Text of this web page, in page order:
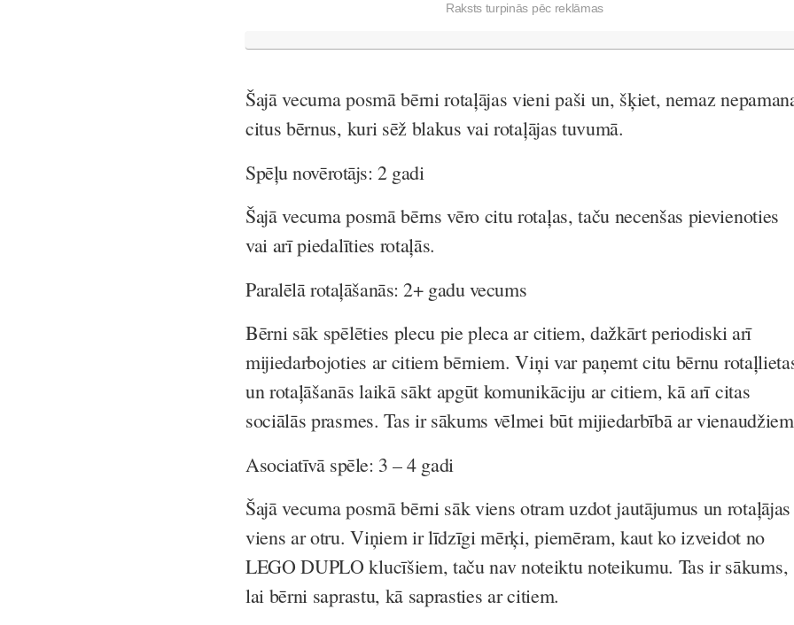
Raksts turpinās pēc reklāmas
Šajā vecuma posmā bērni rotaļājas vieni paši un, šķiet, nemaz
citus bērnus, kuri sēž blakus vai rotaļājas tuvumā.
Spēļu novērotājs: 2 gadi
Šajā vecuma posmā bērns vēro citu rotaļas, taču necenšas pievienoties
vai arī piedalīties rotaļās.
Paralēlā rotaļāšanās: 2+ gadu vecums
Bērni sāk spēlēties plecu pie pleca ar citiem, dažkārt periodiski arī
mijiedarbojoties ar citiem bērniem. Viņi var paņemt citu bērnu
un rotaļāšanās laikā sākt apgūt komunikāciju ar citiem, kā arī citas
sociālās prasmes. Tas ir sākums vēlmei būt mijiedarbībā ar
Asociatīvā spēle: 3 – 4 gadi
Šajā vecuma posmā bērni sāk viens otram uzdot jautājumus un rotaļājas
viens ar otru. Viņiem ir līdzīgi mērķi, piemēram, kaut ko izveidot no
LEGO DUPLO klucīšiem, taču nav noteiktu noteikumu. Tas ir sākums,
lai bērni saprastu, kā saprasties ar citiem.